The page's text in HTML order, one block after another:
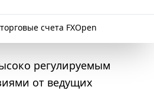
счета FXOpen
регулируемым
от ведущих